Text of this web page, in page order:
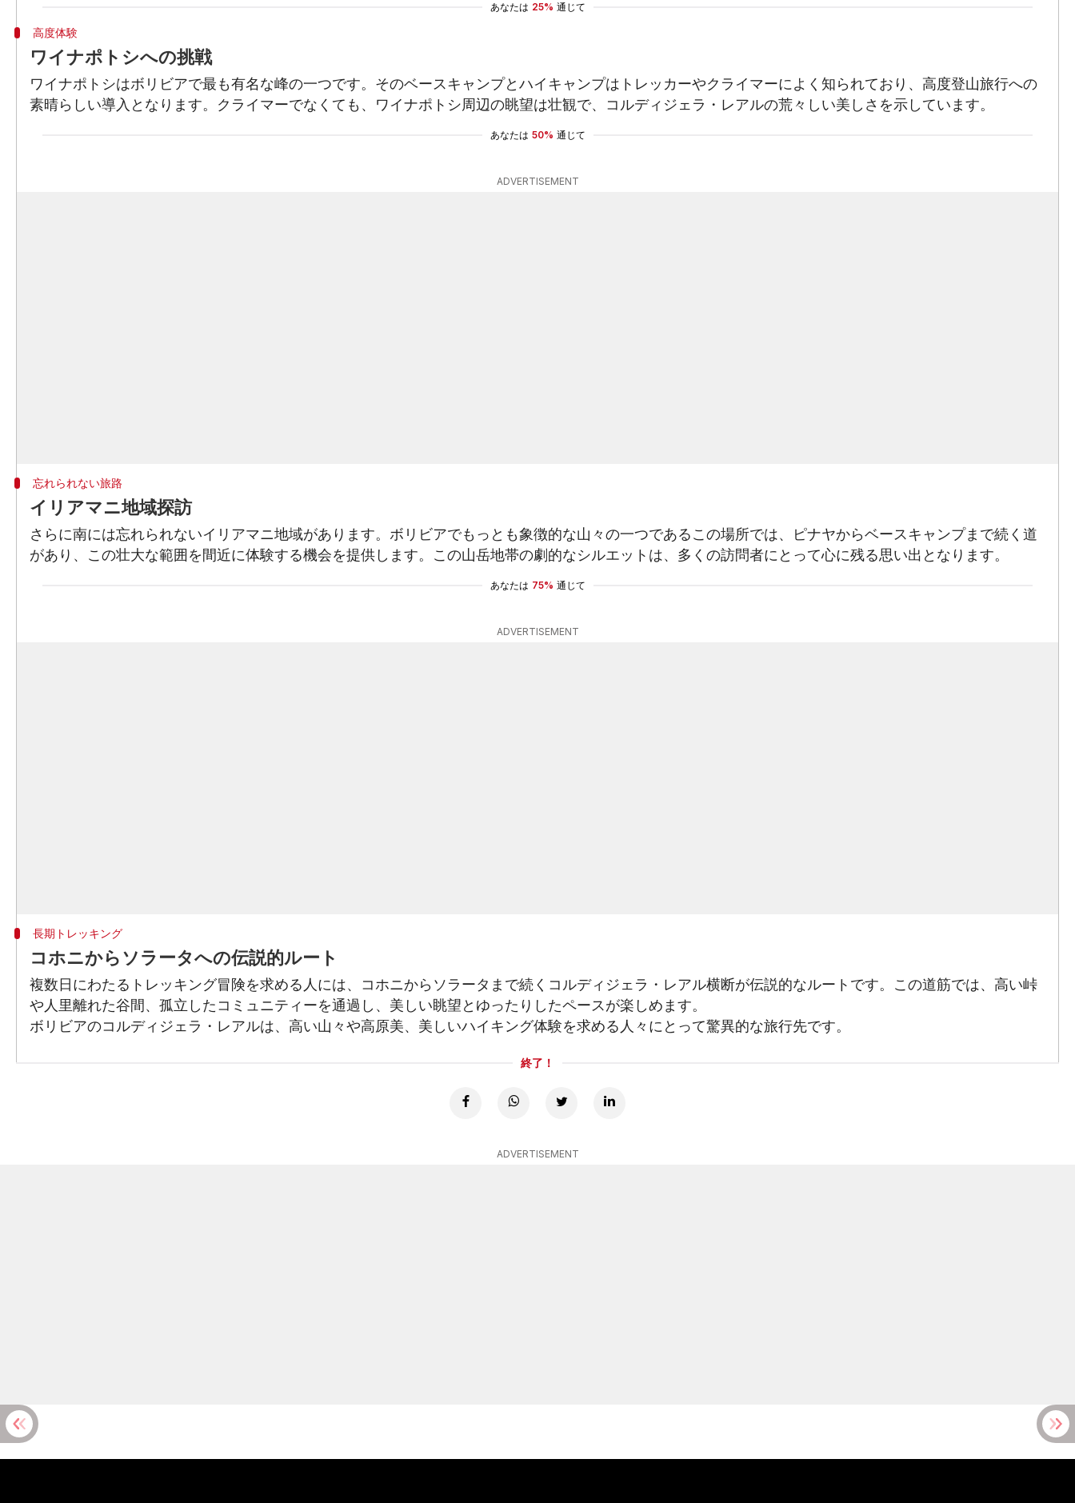
あなたは 25% 通じて
高度体験
ワイナポトシへの挑戦
ワイナポトシはボリビアで最も有名な峰の一つです。そのベースキャンプとハイキャンプはトレッカーやクライマーによく知られており、高度登山旅行への
素晴らしい導入となります。クライマーでなくても、ワイナポトシ周辺の眺望は壮観で、コルディジェラ・レアルの荒々しい美しさを示しています。
あなたは 50% 通じて
ADVERTISEMENT
忘れられない旅路
イリアマニ地域探訪
さらに南には忘れられないイリアマニ地域があります。ボリビアでもっとも象徴的な山々の一つであるこの場所では、ピナヤからベースキャンプまで続く道
があり、この壮大な範囲を間近に体験する機会を提供します。この山岳地帯の劇的なシルエットは、多くの訪問者にとって心に残る思い出となります。
あなたは 75% 通じて
ADVERTISEMENT
長期トレッキング
コホニからソラータへの伝説的ルート
複数日にわたるトレッキング冒険を求める人には、コホニからソラータまで続くコルディジェラ・レアル横断が伝説的なルートです。この道筋では、高い峠
や人里離れた谷間、孤立したコミュニティーを通過し、美しい眺望とゆったりしたペースが楽しめます。
ボリビアのコルディジェラ・レアルは、高い山々や高原美、美しいハイキング体験を求める人々にとって驚異的な旅行先です。
終了！
ADVERTISEMENT